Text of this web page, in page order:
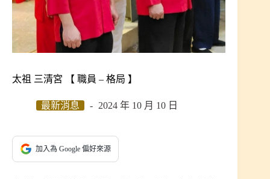
太祖 三清宮 【 職員 – 格局 】
最新消息 2024 年 10 月 10 日
加入為 Google 偏好來源